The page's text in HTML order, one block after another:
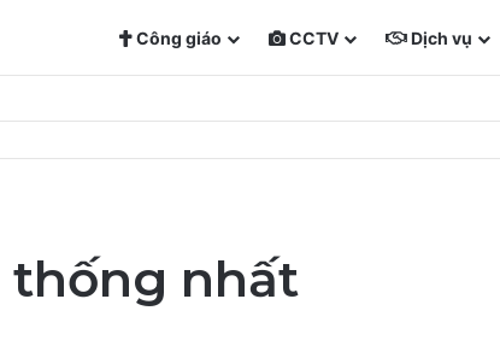
Công giáo CCTV Dịch vụ
thống nhất